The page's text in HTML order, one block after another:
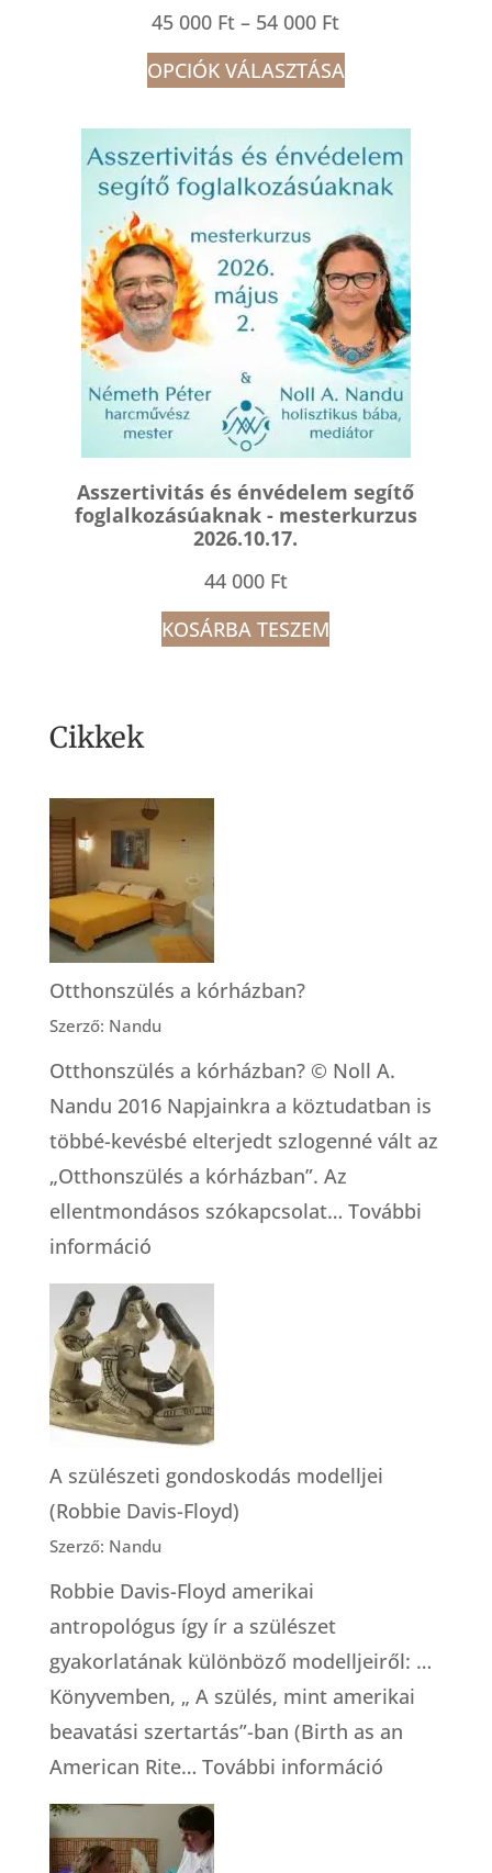
45 000 Ft – 54 000 FtÁrtartomány:
45
000 Ft
-
54
000 Ft
OPCIÓK VÁLASZTÁSA
Asszertivitás és énvédelem segítő
foglalkozásúaknak - mesterkurzus
2026.10.17.
44 000 Ft
KOSÁRBA TESZEM
Cikkek
Otthonszülés a kórházban?
Szerző: Nandu
Otthonszülés a kórházban? © Noll A.
Nandu 2016 Napjainkra a köztudatban is
többé-kevésbé elterjedt szlogenné vált az
„Otthonszülés a kórházban”. Az
ellentmondásos szókapcsolat… További
információ:
Otthonszülés
a
kórházban?
A szülészeti gondoskodás modelljei
(Robbie Davis-Floyd)
Szerző: Nandu
Robbie Davis-Floyd amerikai
antropológus így ír a szülészet
gyakorlatának különböző modelljeiről: …
Könyvemben, „ A szülés, mint amerikai
beavatási szertartás”-ban (Birth as an
American Rite… További információ: